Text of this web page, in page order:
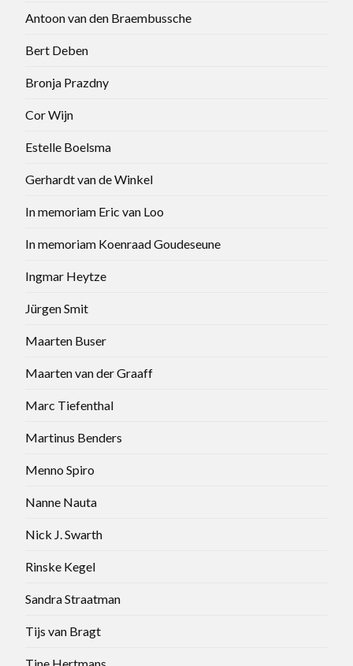
Antoon van den Braembussche
Bert Deben
Bronja Prazdny
Cor Wijn
Estelle Boelsma
Gerhardt van de Winkel
In memoriam Eric van Loo
In memoriam Koenraad Goudeseune
Ingmar Heytze
Jürgen Smit
Maarten Buser
Maarten van der Graaff
Marc Tiefenthal
Martinus Benders
Menno Spiro
Nanne Nauta
Nick J. Swarth
Rinske Kegel
Sandra Straatman
Tijs van Bragt